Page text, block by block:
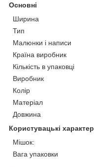
Основні
Ширина
Тип
Малюнки і написи
Країна виробник
Кількість в упаковці
Виробник
Колір
Матеріал
Довжина
Користувацькі
Мішок:
Вага упаковки